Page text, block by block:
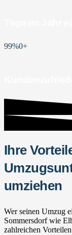
99%0+
Ihre
umziehen
Wer seinen Umzug
Sommersdorf wie
zahlreichen